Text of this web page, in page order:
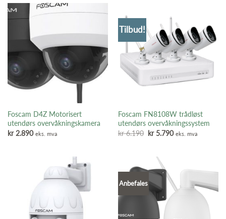
Foscam D4Z Motorisert
utendørs overvåkningskamera
kr2.890 eks. mva
Tilbud!
Foscam FN8108W trådløst
utendørs overvåkningssystem
kr6.190 Opprinnelig
kr5.790Nåværende
eks. mva
Anbefales